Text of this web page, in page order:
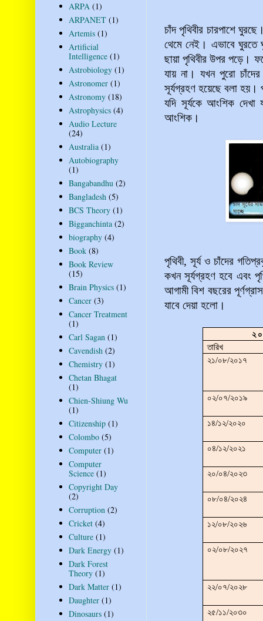
চাঁদ পৃথিবীর চারপাশে
থেমে নেই। এভাবে ঘুরতে
ছায়া পৃথিবীর উপর পড়ে।
যায় না। যখন পুরো চাঁদের
সূর্যগ্রহণ হয়েছে বলা হয়।
যদি সূর্যকে আংশিক
আংশিক।
পৃথিবী, সূর্য ও চাঁদের
কখন সূর্যগ্রহণ হবে এবং
আগামী বিশ বছরের
যাবে দেয়া হলো।
তারিখ
২১/০৮/২০১৭
০২/০৭/২০১৯
১৪/১২/২০২০
০৪/১২/২০২১
২০/০৪/২০২৩
০৮/০৪/২০২৪
১২/০৮/২০২৬
০২/০৮/২০২৭
২২/০৭/২০২৮
২৫/১১/২০৩০
ARPA (1)
ARPANET (1)
Artemis (1)
Artificial
Intelligence (1)
Astrobiology (1)
Astronomer (1)
Astronomy (18)
Astrophysics (4)
Audio Lecture
(24)
Australia (1)
Autobiography
(1)
Bangabandhu (2)
Bangladesh (5)
BCS Theory (1)
Bigganchinta (2)
biography (4)
Book (8)
Book Review
(15)
Brain Physics (1)
Cancer (3)
Cancer Treatment
(1)
Carl Sagan (1)
Cavendish (2)
Chemistry (1)
Chetan Bhagat
(1)
Chien-Shiung Wu
(1)
Citizenship (1)
Colombo (5)
Computer (1)
Computer
Science (1)
Copyright Day
(2)
Corruption (2)
Cricket (4)
Culture (1)
Dark Energy (1)
Dark Forest
Theory (1)
Dark Matter (1)
Daughter (1)
Dinosaurs (1)